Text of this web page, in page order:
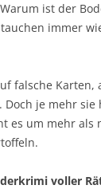
ist der
immer
falsche Karten,
Doch je mehr
es um mehr als
voller